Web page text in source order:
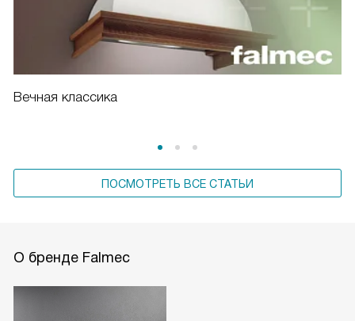
Вечная классика
ПОСМОТРЕТЬ ВСЕ СТАТЬИ
О бренде Falmec